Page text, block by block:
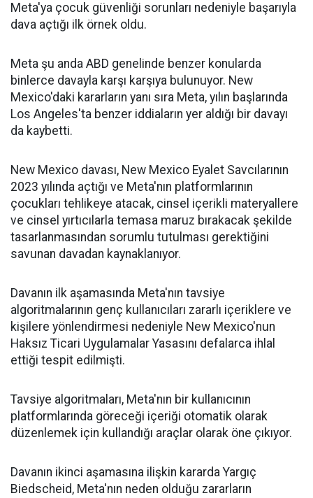
Meta'ya çocuk güvenliği sorunları nedeniyle başarıyla
dava açtığı ilk örnek oldu.
Meta şu anda ABD genelinde benzer konularda
binlerce davayla karşı karşıya bulunuyor. New
Mexico'daki kararların yanı sıra Meta, yılın başlarında
Los Angeles'ta benzer iddiaların yer aldığı bir davayı
da kaybetti.
New Mexico davası, New Mexico Eyalet Savcılarının
2023 yılında açtığı ve Meta'nın platformlarının
çocukları tehlikeye atacak, cinsel içerikli materyallere
ve cinsel yırtıcılarla temasa maruz bırakacak şekilde
tasarlanmasından sorumlu tutulması gerektiğini
savunan davadan kaynaklanıyor.
Davanın ilk aşamasında Meta'nın tavsiye
algoritmalarının genç kullanıcıları zararlı içeriklere ve
kişilere yönlendirmesi nedeniyle New Mexico'nun
Haksız Ticari Uygulamalar Yasasını defalarca ihlal
ettiği tespit edilmişti.
Tavsiye algoritmaları, Meta'nın bir kullanıcının
platformlarında göreceği içeriği otomatik olarak
düzenlemek için kullandığı araçlar olarak öne çıkıyor.
Davanın ikinci aşamasına ilişkin kararda Yargıç
Biedscheid, Meta'nın neden olduğu zararların